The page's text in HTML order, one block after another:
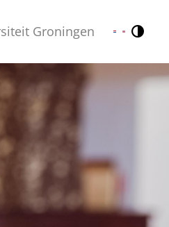
Groningen Nederlands
English